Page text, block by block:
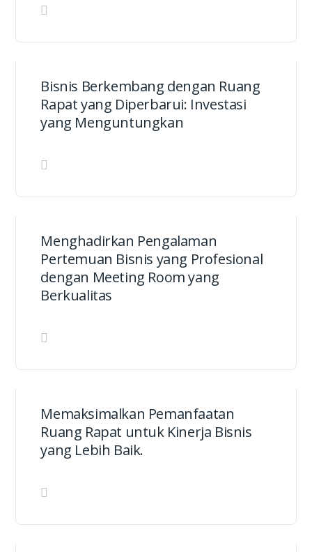
Bisnis Berkembang dengan Ruang
Rapat yang Diperbarui: Investasi
yang Menguntungkan
Menghadirkan Pengalaman
Pertemuan Bisnis yang Profesional
dengan Meeting Room yang
Berkualitas
Memaksimalkan Pemanfaatan
Ruang Rapat untuk Kinerja Bisnis
yang Lebih Baik.